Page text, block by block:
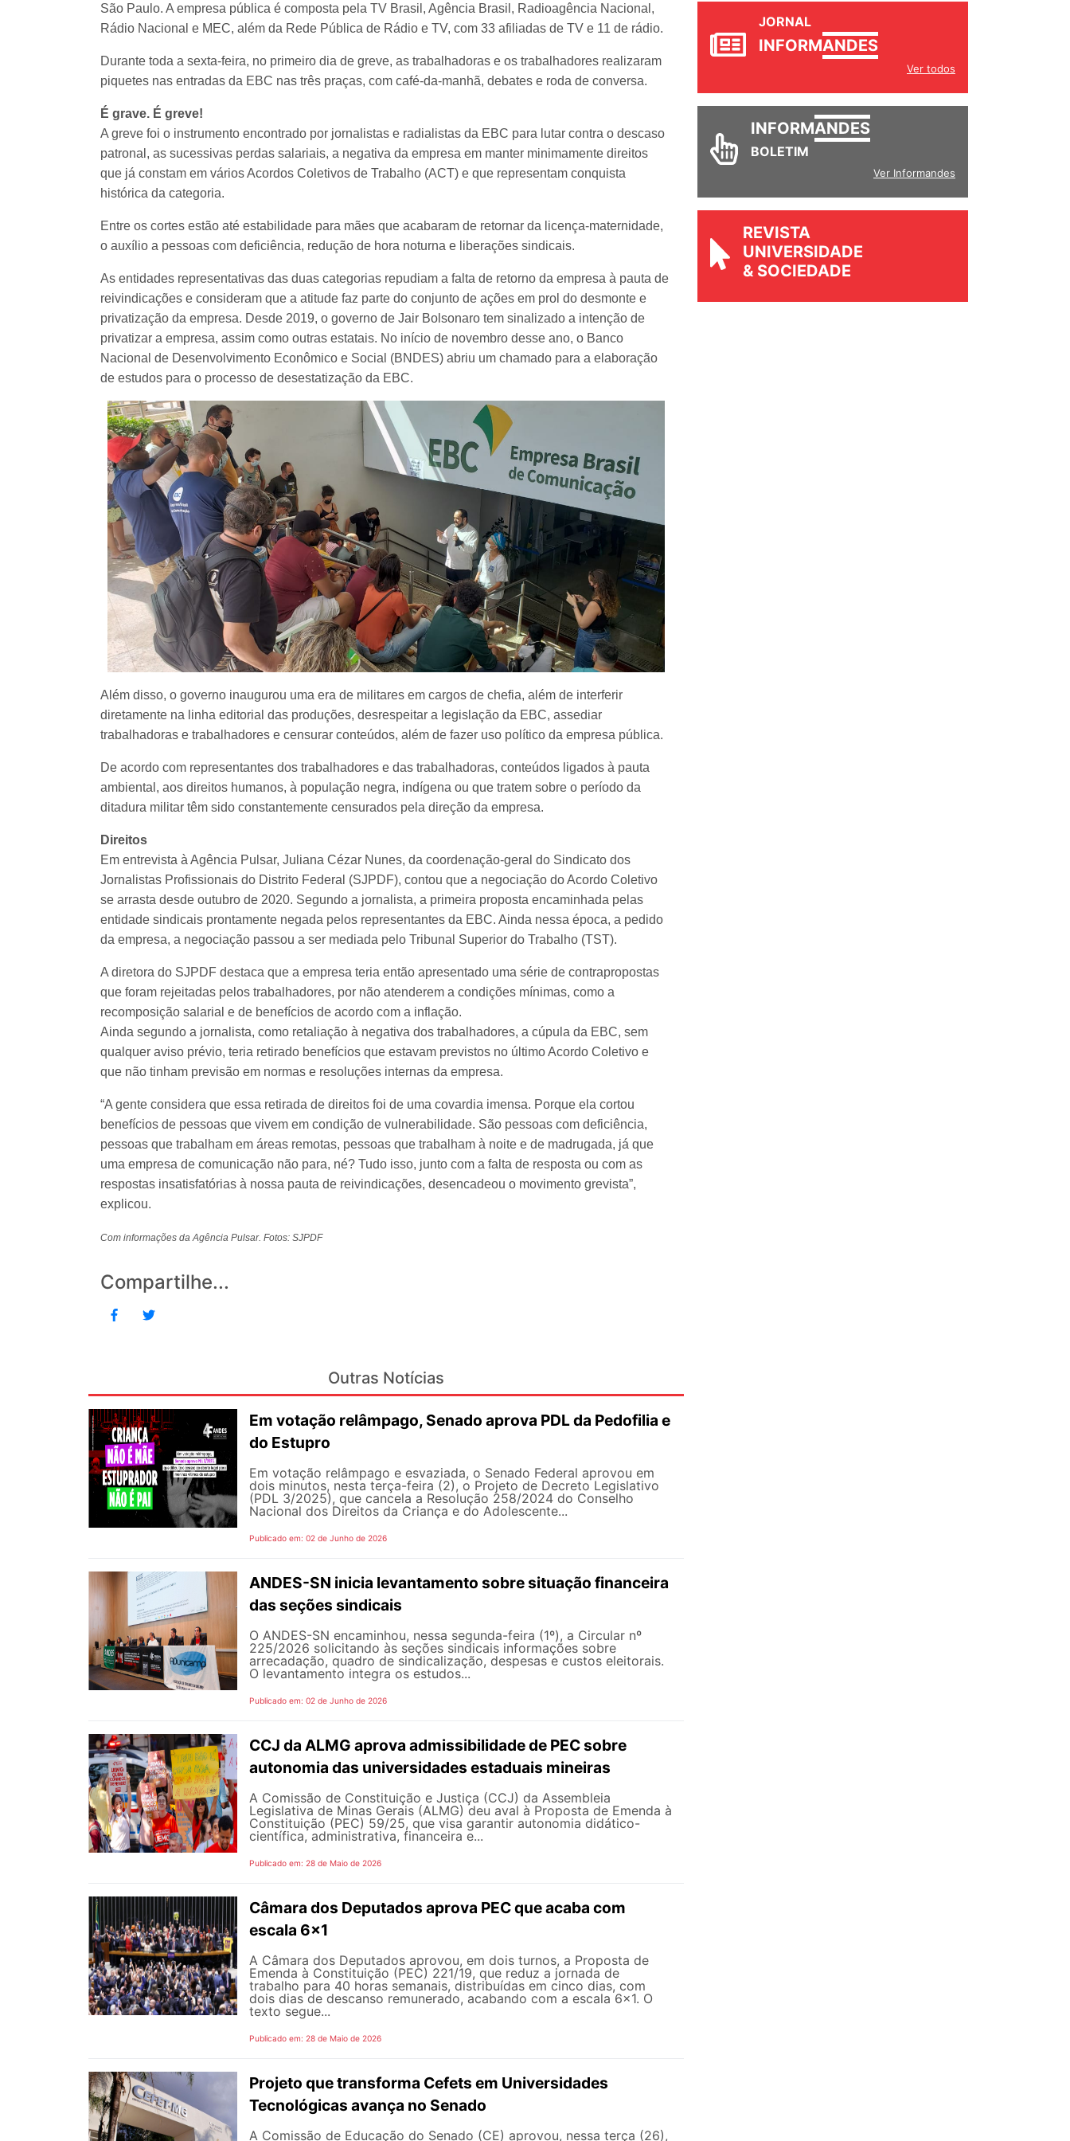
São Paulo. A empresa pública é composta pela TV Brasil, Agência Brasil, Radioagência Nacional,
Rádio Nacional e MEC, além da Rede Pública de Rádio e TV, com 33 afiliadas de TV e 11 de rádio.
Durante toda a sexta-feira, no primeiro dia de greve, as trabalhadoras e os trabalhadores realizaram
piquetes nas entradas da EBC nas três praças, com café-da-manhã, debates e roda de conversa.
É grave. É greve!
A greve foi o instrumento encontrado por jornalistas e radialistas da EBC para lutar contra o descaso
patronal, as sucessivas perdas salariais, a negativa da empresa em manter minimamente direitos
que já constam em vários Acordos Coletivos de Trabalho (ACT) e que representam conquista
histórica da categoria.
Entre os cortes estão até estabilidade para mães que acabaram de retornar da licença-maternidade,
o auxílio a pessoas com deficiência, redução de hora noturna e liberações sindicais.
As entidades representativas das duas categorias repudiam a falta de retorno da empresa à pauta de
reivindicações e consideram que a atitude faz parte do conjunto de ações em prol do desmonte e
privatização da empresa. Desde 2019, o governo de Jair Bolsonaro tem sinalizado a intenção de
privatizar a empresa, assim como outras estatais. No início de novembro desse ano, o Banco
Nacional de Desenvolvimento Econômico e Social (BNDES) abriu um chamado para a elaboração
de estudos para o processo de desestatização da EBC.
Além disso, o governo inaugurou uma era de militares em cargos de chefia, além de interferir
diretamente na linha editorial das produções, desrespeitar a legislação da EBC, assediar
trabalhadoras e trabalhadores e censurar conteúdos, além de fazer uso político da empresa pública.
De acordo com representantes dos trabalhadores e das trabalhadoras, conteúdos ligados à pauta
ambiental, aos direitos humanos, à população negra, indígena ou que tratem sobre o período da
ditadura militar têm sido constantemente censurados pela direção da empresa.
Direitos
Em entrevista à Agência Pulsar, Juliana Cézar Nunes, da coordenação-geral do Sindicato dos
Jornalistas Profissionais do Distrito Federal (SJPDF), contou que a negociação do Acordo Coletivo
se arrasta desde outubro de 2020. Segundo a jornalista, a primeira proposta encaminhada pelas
entidade sindicais prontamente negada pelos representantes da EBC. Ainda nessa época, a pedido
da empresa, a negociação passou a ser mediada pelo Tribunal Superior do Trabalho (TST).
A diretora do SJPDF destaca que a empresa teria então apresentado uma série de contrapropostas
que foram rejeitadas pelos trabalhadores, por não atenderem a condições mínimas, como a
recomposição salarial e de benefícios de acordo com a inflação.
Ainda segundo a jornalista, como retaliação à negativa dos trabalhadores, a cúpula da EBC, sem
qualquer aviso prévio, teria retirado benefícios que estavam previstos no último Acordo Coletivo e
que não tinham previsão em normas e resoluções internas da empresa.
“A gente considera que essa retirada de direitos foi de uma covardia imensa. Porque ela cortou
benefícios de pessoas que vivem em condição de vulnerabilidade. São pessoas com deficiência,
pessoas que trabalham em áreas remotas, pessoas que trabalham à noite e de madrugada, já que
uma empresa de comunicação não para, né? Tudo isso, junto com a falta de resposta ou com as
respostas insatisfatórias à nossa pauta de reivindicações, desencadeou o movimento grevista”,
explicou.
Com informações da Agência Pulsar. Fotos: SJPDF
Compartilhe...
Outras Notícias
Em votação relâmpago, Senado aprova PDL da Pedofilia e
do Estupro
Em votação relâmpago e esvaziada, o Senado Federal aprovou em
dois minutos, nesta terça-feira (2), o Projeto de Decreto Legislativo
(PDL 3/2025), que cancela a Resolução 258/2024 do Conselho
Nacional dos Direitos da Criança e do Adolescente...
Publicado em: 02 de Junho de 2026
ANDES-SN inicia levantamento sobre situação financeira
das seções sindicais
O ANDES-SN encaminhou, nessa segunda-feira (1º), a Circular nº
225/2026 solicitando às seções sindicais informações sobre
arrecadação, quadro de sindicalização, despesas e custos eleitorais.
O levantamento integra os estudos...
Publicado em: 02 de Junho de 2026
CCJ da ALMG aprova admissibilidade de PEC sobre
autonomia das universidades estaduais mineiras
A Comissão de Constituição e Justiça (CCJ) da Assembleia
Legislativa de Minas Gerais (ALMG) deu aval à Proposta de Emenda à
Constituição (PEC) 59/25, que visa garantir autonomia didático-
científica, administrativa, financeira e...
Publicado em: 28 de Maio de 2026
Câmara dos Deputados aprova PEC que acaba com
escala 6x1
A Câmara dos Deputados aprovou, em dois turnos, a Proposta de
Emenda à Constituição (PEC) 221/19, que reduz a jornada de
trabalho para 40 horas semanais, distribuídas em cinco dias, com
dois dias de descanso remunerado, acabando com a escala 6x1. O
texto segue...
Publicado em: 28 de Maio de 2026
Projeto que transforma Cefets em Universidades
Tecnológicas avança no Senado
A Comissão de Educação do Senado (CE) aprovou, nessa terça (26),
JORNAL
Ver todos
INFORM
Ver Informandes
REVISTA
UNIVERSIDADE